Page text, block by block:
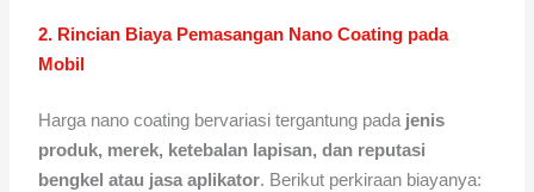
2. Rincian Biaya Pemasangan Nano Coating pada
Mobil
Harga nano coating bervariasi tergantung pada jenis
produk, merek, ketebalan lapisan, dan reputasi
bengkel atau jasa aplikator. Berikut perkiraan biayanya: